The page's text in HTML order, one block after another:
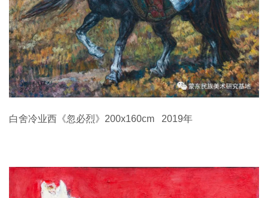
白舍冷业西《忽必烈》200x160cm 2019年